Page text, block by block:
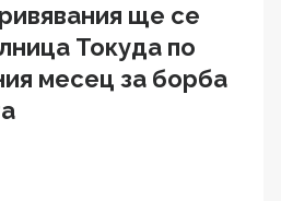
ще се
Токуда по
месец за борба